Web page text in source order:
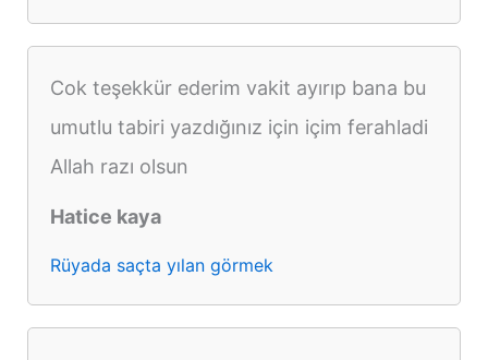
Cok teşekkür ederim vakit ayırıp bana bu
umutlu tabiri yazdığınız için içim ferahladi
Allah razı olsun
Hatice kaya
Rüyada saçta yılan görmek